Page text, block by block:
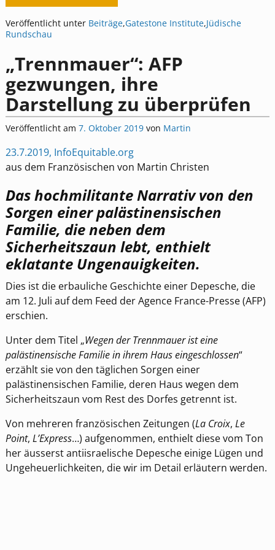
Veröffentlicht unter Beiträge,Gatestone Institute,Jüdische
Rundschau
„Trennmauer“: AFP
gezwungen, ihre
Darstellung zu überprüfen
Veröffentlicht am 7. Oktober 2019 von Martin
23.7.2019, InfoEquitable.org
aus dem Französischen von Martin Christen
Das hochmilitante Narrativ von den
Sorgen einer palästinensischen
Familie, die neben dem
Sicherheitszaun lebt, enthielt
eklatante Ungenauigkeiten.
Dies ist die erbauliche Geschichte einer Depesche, die
am 12. Juli auf dem Feed der Agence France-Presse (AFP)
erschien.
Unter dem Titel „Wegen der Trennmauer ist eine
palästinensische Familie in ihrem Haus eingeschlossen“
erzählt sie von den täglichen Sorgen einer
palästinensischen Familie, deren Haus wegen dem
Sicherheitszaun vom Rest des Dorfes getrennt ist.
Von mehreren französischen Zeitungen (La Croix, Le
Point, L’Express…) aufgenommen, enthielt diese vom Ton
her äusserst antiisraelische Depesche einige Lügen und
Ungeheuerlichkeiten, die wir im Detail erläutern werden.